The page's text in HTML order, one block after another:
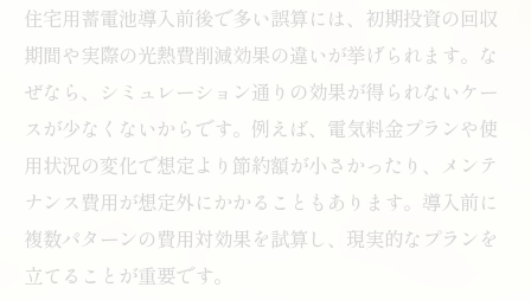
住宅用蓄電池導入前後で多い誤算には、初期投資の回収
期間や実際の光熱費削減効果の違いが挙げられます。な
ぜなら、シミュレーション通りの効果が得られないケー
スが少なくないからです。例えば、電気料金プランや使
用状況の変化で想定より節約額が小さかったり、メンテ
ナンス費用が想定外にかかることもあります。導入前に
複数パターンの費用対効果を試算し、現実的なプランを
立てることが重要です。